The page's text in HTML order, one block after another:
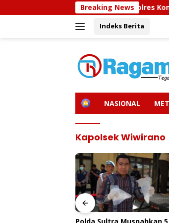
ke
Breaking News
Sidokkes Polres Konawe Utara
Indeks Berita
H
NASIONAL
Kapolsek Wiwirano